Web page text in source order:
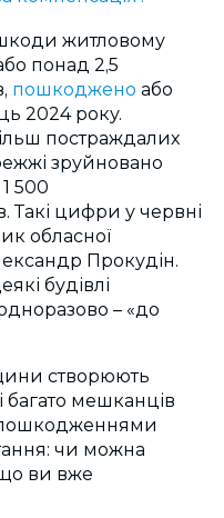
житловому
понад 2,5
пошкоджено або
2024 року.
постраждалих
зруйновано
500
Такі цифри у червні
обласної
Прокудін.
будівлі
– «до
створюють
багато мешканців
чи можна
ви вже